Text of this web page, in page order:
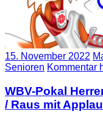
15. November 2022
Senioren Kommentar
WBV-Pokal
/ Raus mit